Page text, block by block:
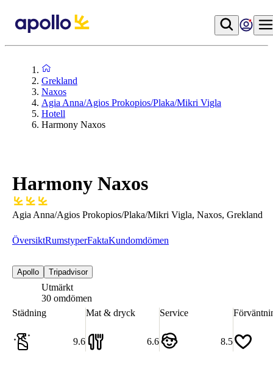
Grekland
Naxos
Agia Anna/Agios Prokopios/Plaka/Mikri Vigla
Hotell
Harmony Naxos
Harmony Naxos
Agia Anna/Agios Prokopios/Plaka/Mikri Vigla, Naxos, Grekland
ÖversiktRumstyperFaktaKundomdömen
Apollo Tripadvisor
Utmärkt
30 omdömen
Städning
9.6
Mat & dryck
6.6
Service
8.5